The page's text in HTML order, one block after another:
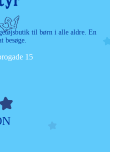
til børn i alle aldre. En
besøge.
15